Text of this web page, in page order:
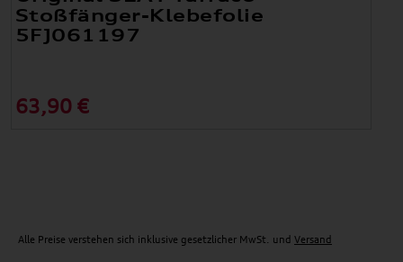
Stoßfänger-Klebefolie
5FJ061197
63,90 €
Alle Preise verstehen sich inklusive gesetzlicher MwSt. und Versand